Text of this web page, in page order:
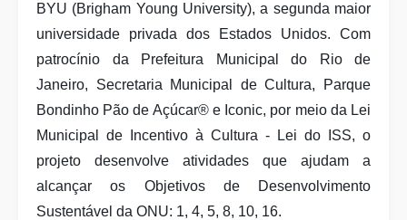
BYU (Brigham Young University), a segunda maior
universidade privada dos Estados Unidos. Com
patrocínio da Prefeitura Municipal do Rio de
Janeiro, Secretaria Municipal de Cultura, Parque
Bondinho Pão de Açúcar® e Iconic, por meio da Lei
Municipal de Incentivo à Cultura - Lei do ISS, o
projeto desenvolve atividades que ajudam a
alcançar os Objetivos de Desenvolvimento
Sustentável da ONU: 1, 4, 5, 8, 10, 16.